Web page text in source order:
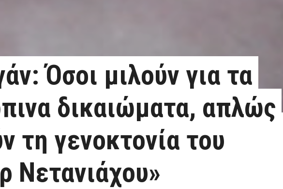
Όσοι μιλούν για τα
δικαιώματα, απλώς
τη γενοκτονία του
Νετανιάχου»